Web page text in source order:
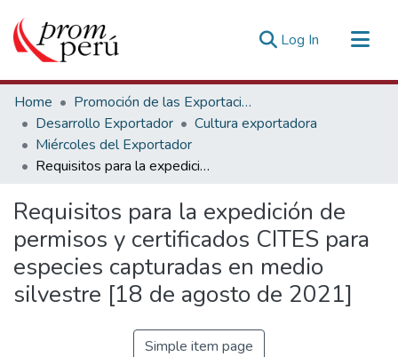
Log In (current)
Communities & Collections
All of DSpace
Statistics
Estadísticas Externas
Home
Promoción de las Exportaciones
Desarrollo Exportador
Cultura exportadora
Miércoles del Exportador
Requisitos para la expedición de permisos y certificados CITES para especies capturadas en medio silvestre [18 de agosto de 2021]
Requisitos para la expedición de
permisos y certificados CITES para
especies capturadas en medio
silvestre [18 de agosto de 2021]
Simple item page